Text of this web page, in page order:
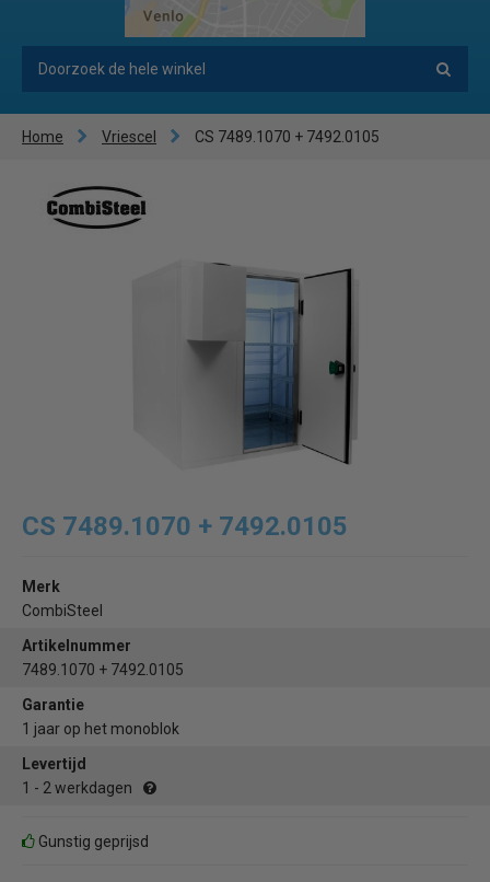
Home Vriescel CS 7489.1070 + 7492.0105
CS 7489.1070 + 7492.0105
Merk
CombiSteel
Artikelnummer
7489.1070 + 7492.0105
Garantie
1 jaar op het monoblok
Levertijd
1 - 2 werkdagen
Gunstig geprijsd